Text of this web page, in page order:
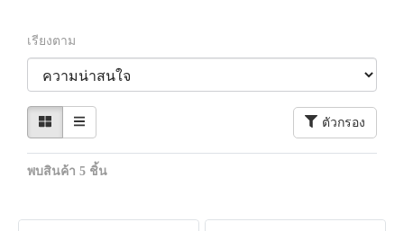
เรียงตาม
ตัวกรอง
พบสินค้า 5 ชิ้น